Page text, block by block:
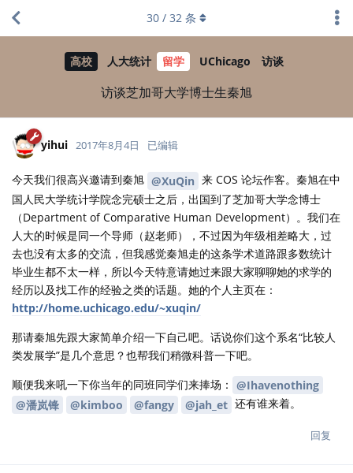
高校 人大统计 留学 UChicago 访谈
访谈芝加哥大学博士生秦旭
30 / 32 条
yihui 2017年8月4日 已编辑
今天我们很高兴邀请到秦旭 @XuQin 来 COS 论坛作客。秦旭在中
国人民大学统计学院念完硕士之后，出国到了芝加哥大学念博士
（Department of Comparative Human Development）。我们在
人大的时候是同一个导师（赵老师），不过因为年级相差略大，过
去也没有太多的交流，但我感觉秦旭走的这条学术道路跟多数统计
毕业生都不太一样，所以今天特意请她过来跟大家聊聊她的求学的
经历以及找工作的经验之类的话题。她的个人主页在：
http://home.uchicago.edu/~xuqin/
那请秦旭先跟大家简单介绍一下自己吧。话说你们这个系名“比较人
类发展学”是几个意思？也帮我们稍微科普一下吧。
顺便我来吼一下你当年的同班同学们来捧场： @Ihavenothing
@潘岚锋
@kimboo @fangy @jah_et 还有谁来着。
回复